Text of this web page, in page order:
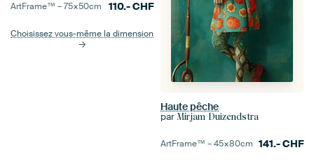
ArtFrame™ –75×50cm 110.-CHF
Choisissez vous-même la dimension
Haute pêche
par Mirjam Duizendstra
ArtFrame™ –45×80cm 141.-CHF